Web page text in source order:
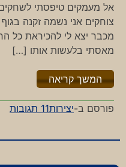
אל מעמקים טיפסתי
צוחקים אני נשמה זקנה
מכבר יצא לי להכיראת כל
מאסתי בלעשות אותו […]
המשך קריאה"%s"
פורסם ב-יצירות11 תגובות
על